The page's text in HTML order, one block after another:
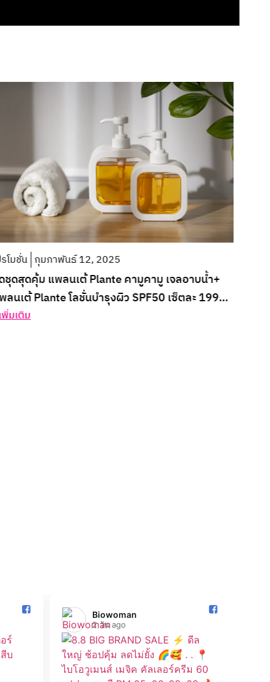
โมชั่น กุมภาพันธ์ 12, 2025
ชุดสุดคุ้ม แพลนเต้ Plante คามูคามู เจลอาบน้ำ+
ลนเต้ Plante โลชั่นบำรุงผิว SPF50 เซ็ตละ 199
ท
พิ่มเติม
Biowoman️
2 วัน ago